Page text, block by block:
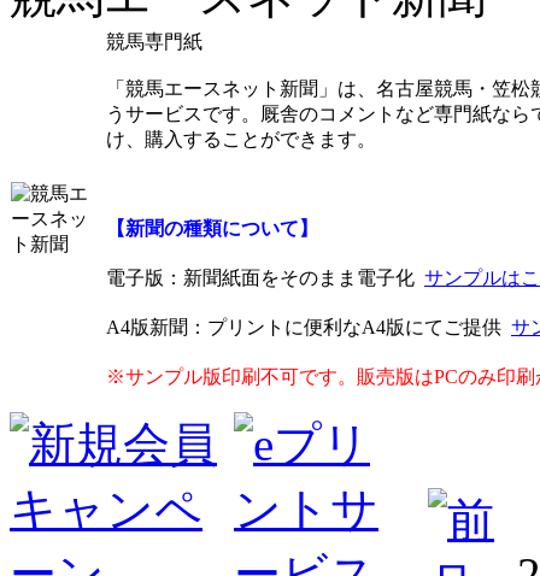
競馬専門紙
「競馬エースネット新聞」は、名古屋競馬・笠
うサービスです。厩舎のコメントなど専門紙な
け、購入することができます。
【新聞の種類について】
電子版 ：新聞紙面をそのまま電子化 サンプルは
A4版新聞 ：プリントに便利なA4版にてご提供 サ
※サンプル版印刷不可です。販売版はPCのみ印